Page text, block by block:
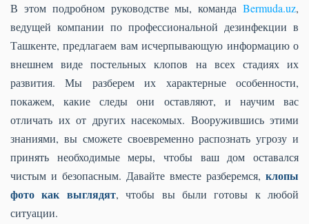
В этом подробном руководстве мы, команда Bermuda.uz,
ведущей компании по профессиональной дезинфекции в
Ташкенте, предлагаем вам исчерпывающую информацию о
внешнем виде постельных клопов на всех стадиях их
развития. Мы разберем их характерные особенности,
покажем, какие следы они оставляют, и научим вас
отличать их от других насекомых. Вооружившись этими
знаниями, вы сможете своевременно распознать угрозу и
принять необходимые меры, чтобы ваш дом оставался
чистым и безопасным. Давайте вместе разберемся, клопы
фото как выглядят, чтобы вы были готовы к любой
ситуации.